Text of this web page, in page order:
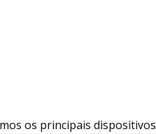
os principais